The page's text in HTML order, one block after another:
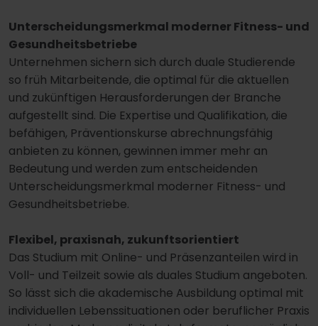
Unterscheidungsmerkmal moderner Fitness- und
Gesundheitsbetriebe
Unternehmen sichern sich durch duale Studierende
so früh Mitarbeitende, die optimal für die aktuellen
und zukünftigen Herausforderungen der Branche
aufgestellt sind. Die Expertise und Qualifikation, die
befähigen, Präventionskurse abrechnungsfähig
anbieten zu können, gewinnen immer mehr an
Bedeutung und werden zum entscheidenden
Unterscheidungsmerkmal moderner Fitness- und
Gesundheitsbetriebe.
Flexibel, praxisnah, zukunftsorientiert
Das Studium mit Online- und Präsenzanteilen wird in
Voll- und Teilzeit sowie als duales Studium angeboten.
So lässt sich die akademische Ausbildung optimal mit
individuellen Lebenssituationen oder beruflicher Praxis